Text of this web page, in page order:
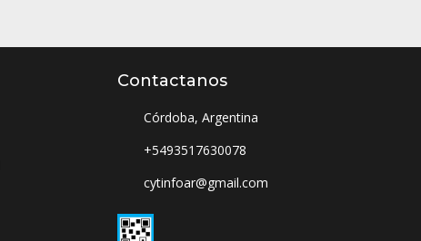
Contactanos
Córdoba, Argentina
+5493517630078
cytinfoar@gmail.com